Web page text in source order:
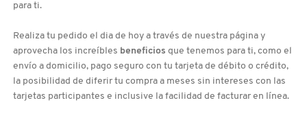
para ti.
Realiza tu pedido el dia de hoy a través de nuestra página y
aprovecha los increíbles beneficios que tenemos para ti, como el
envío a domicilio, pago seguro con tu tarjeta de débito o crédito,
la posibilidad de diferir tu compra a meses sin intereses con las
tarjetas participantes e inclusive la facilidad de facturar en línea.